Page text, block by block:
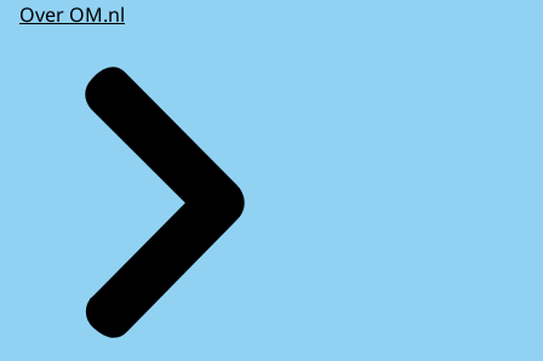
Over OM.nl